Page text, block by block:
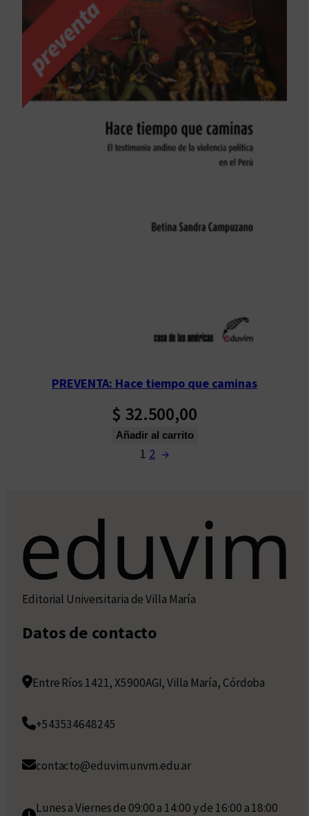
PREVENTA: Hace tiempo que caminas
$ 32.500,00
Añadir al carrito
1 2 →
Editorial Universitaria de Villa María
Datos de contacto
Entre Ríos 1421, X5900AGI, Villa María, Córdoba
+543534648245
contacto@eduvim.unvm.edu.ar
Lunes a Viernes de 09:00 a 14:00 y de 16:00 a 18:00